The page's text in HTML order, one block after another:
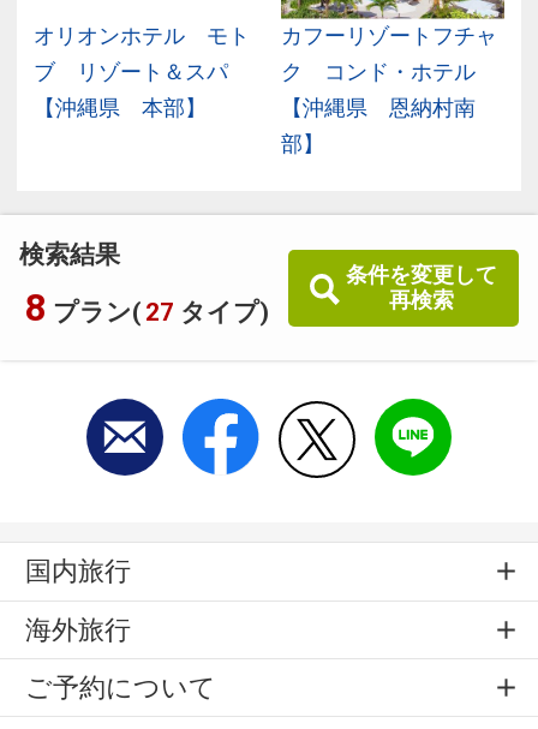
検索結果
8 プラン( 27 タイプ)
条件を変更して
再検索
オリオンホテル モト
ブ リゾート＆スパ
【沖縄県 本部】
カフーリゾートフチャ
ク コンド・ホテル
【沖縄県 恩納村南
部】
国内旅行
海外旅行
ご予約について